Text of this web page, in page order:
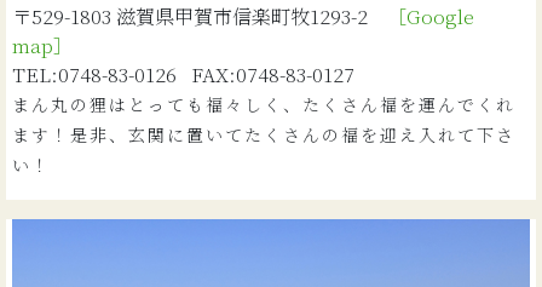
〒529-1803 滋賀県甲賀市信楽町牧1293-2
［Google
map］
TEL:0748-83-0126 FAX:0748-83-0127
まん丸の狸はとっても福々しく、たくさん福を運んでくれ
ます！是非、玄関に置いてたくさんの福を迎え入れて下さ
い！